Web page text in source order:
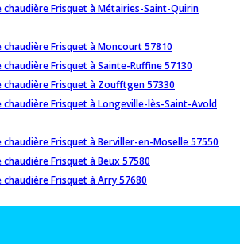
Frisquet à Métairies-Saint-Quirin
Frisquet à Moncourt 57810
Frisquet à Sainte-Ruffine 57130
Frisquet à Zoufftgen 57330
Frisquet à Longeville-lès-Saint-Avold
Frisquet à Berviller-en-Moselle 57550
Frisquet à Beux 57580
Frisquet à Arry 57680